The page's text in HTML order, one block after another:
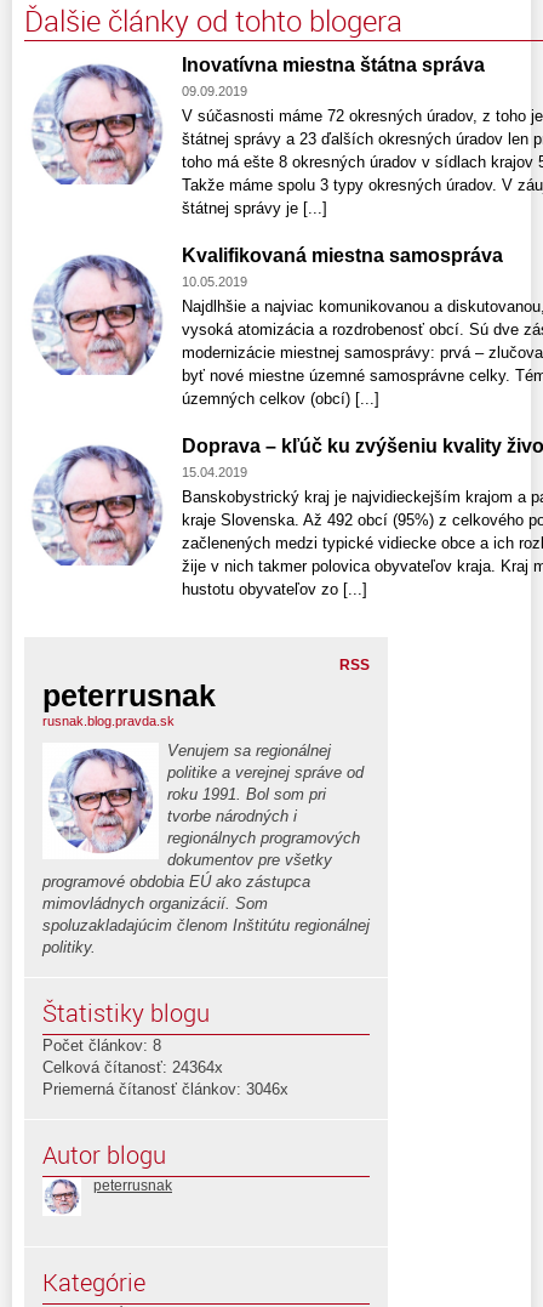
Ďalšie články od tohto blogera
Inovatívna miestna štátna správa
09.09.2019
V súčasnosti máme 72 okresných úradov, z toho
štátnej správy a 23 ďalších okresných úradov len
toho má ešte 8 okresných úradov v sídlach
Takže máme spolu 3 typy okresných úradov. V
štátnej správy je [...]
Kvalifikovaná miestna samospráva
10.05.2019
Najdlhšie a najviac komunikovanou a
vysoká atomizácia a rozdrobenosť obcí. Sú dve
modernizácie miestnej samosprávy: prvá –
byť nové miestne územné samosprávne celky.
územných celkov (obcí) [...]
Doprava – kľúč ku zvýšeniu kvality
15.04.2019
Banskobystrický kraj je najvidieckejším krajom a
kraje Slovenska. Až 492 obcí (95%) z celkového
začlenených medzi typické vidiecke obce a ich
žije v nich takmer polovica obyvateľov kraja. Kraj
hustotu obyvateľov zo [...]
RSS
peterrusnak
rusnak.blog.pravda.sk
Venujem sa regionálnej
politike a verejnej správe od
roku 1991. Bol som pri
tvorbe národných i
regionálnych programových
dokumentov pre všetky
programové obdobia EÚ ako zástupca
mimovládnych organizácií. Som
spoluzakladajúcim členom Inštitútu regionálnej
politiky.
Štatistiky blogu
Počet článkov: 8
Celková čítanosť: 24364x
Priemerná čítanosť článkov: 3046x
Autor blogu
peterrusnak
Kategórie